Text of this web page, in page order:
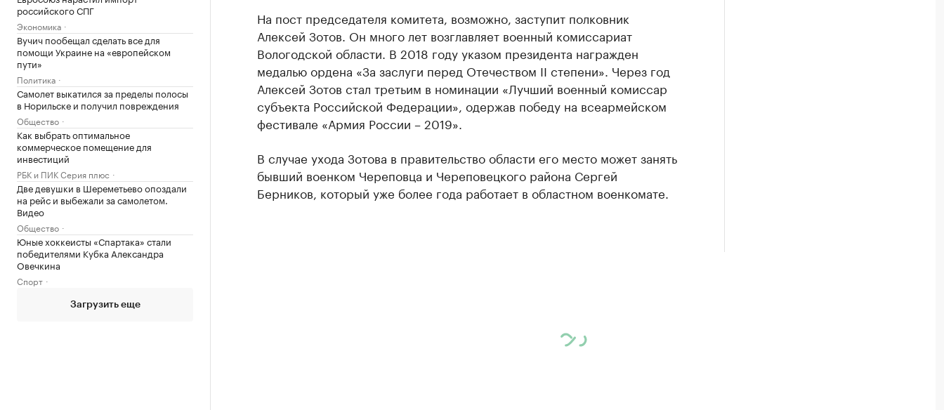
российского СПГ
Экономика
Вучич пообещал сделать все для
помощи Украине на «европейском
пути»
Политика
Самолет выкатился за пределы полосы
в Норильске и получил повреждения
Общество
Как выбрать оптимальное
коммерческое помещение для
инвестиций
РБК и ПИК Серия плюс
Две девушки в Шереметьево опоздали
на рейс и выбежали за самолетом.
Видео
Общество
Юные хоккеисты «Спартака» стали
победителями Кубка Александра
Овечкина
Спорт
Загрузить еще
На пост председателя комитета, возможно, заступит полковник
Алексей Зотов. Он много лет возглавляет военный комиссариат
Вологодской области. В 2018 году указом президента награжден
медалью ордена «За заслуги перед Отечеством II степени». Через год
Алексей Зотов стал третьим в номинации «Лучший военный комиссар
субъекта Российской Федерации», одержав победу на всеармейском
фестивале «Армия России – 2019».
В случае ухода Зотова в правительство области его место может занять
бывший военком Череповца и Череповецкого района Сергей
Берников, который уже более года работает в областном военкомате.